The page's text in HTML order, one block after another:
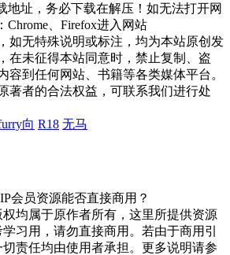
地址，务必下载在解压！如无法打开网
Chrome、Firefox进入网站
如无特殊说明或标注，均为本站原创发
在未征得本站同意时，禁止复制、盗
容到任何网站、书籍等各类媒体平台。
著者的合法权益，可联系我们进行处
向 R18 无马
会员资源能否直接商用？
均属于原作者所有，这里所提供资源
习用，请勿直接商用。若由于商用引
责任均由使用者承担。更多说明请参